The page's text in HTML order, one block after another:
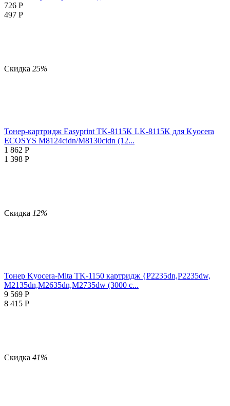
726 Р
497 Р
Скидка 25%
Тонер-картридж Easyprint TK-8115K LK-8115K для Kyocera
ECOSYS M8124cidn/M8130cidn (12...
1 862 Р
1 398 Р
Скидка 12%
Тонер Kyocera-Mita TK-1150 картридж {P2235dn,P2235dw,
M2135dn,M2635dn,M2735dw (3000 с...
9 569 Р
8 415 Р
Скидка 41%